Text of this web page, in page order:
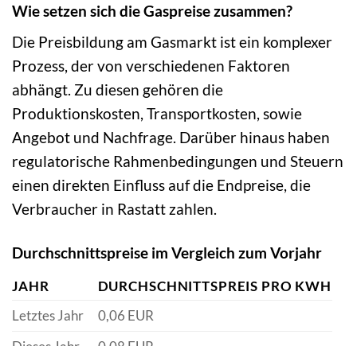
Wie setzen sich die Gaspreise zusammen?
Die Preisbildung am Gasmarkt ist ein komplexer
Prozess, der von verschiedenen Faktoren
abhängt. Zu diesen gehören die
Produktionskosten, Transportkosten, sowie
Angebot und Nachfrage. Darüber hinaus haben
regulatorische Rahmenbedingungen und Steuern
einen direkten Einfluss auf die Endpreise, die
Verbraucher in Rastatt zahlen.
Durchschnittspreise im Vergleich zum Vorjahr
JAHR
DURCHSCHNITTSPREIS PRO KWH
Letztes Jahr
0,06 EUR